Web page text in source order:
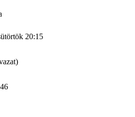
20:15